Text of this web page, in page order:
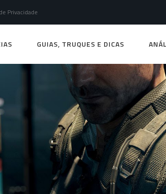
Privacidade
GUIAS, TRUQUES E DICAS